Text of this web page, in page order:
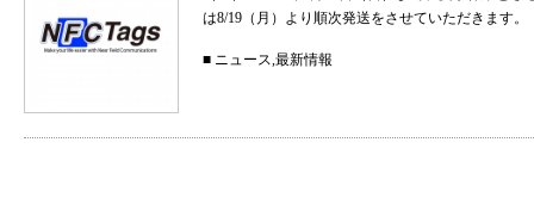
は8/19（月）より順次発送をさせていただき
■ ニュース,最新情報